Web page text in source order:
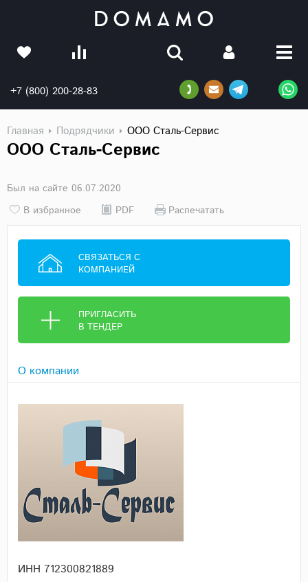
+7 (800) 200-28-83
Главная Подрядчики ООО Сталь-Сервис
ООО Сталь-Сервис
Был на сайте 06.07.2020
В избранное
PDF Распечатать
СВЯЗАТЬСЯ С
КОМПАНИЕЙ
ПРИГЛАСИТЬ
В ТЕНДЕР
О компании
ИНН 712300821889